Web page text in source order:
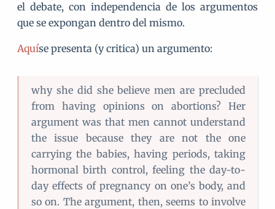
el debate, con independencia de los argumentos
que se expongan dentro del mismo.
Aquíse presenta (y critica) un argumento:
why she did she believe men are precluded
from having opinions on abortions? Her
argument was that men cannot understand
the issue because they are not the one
carrying the babies, having periods, taking
hormonal birth control, feeling the day-to-
day effects of pregnancy on one’s body, and
so on. The argument, then, seems to involve